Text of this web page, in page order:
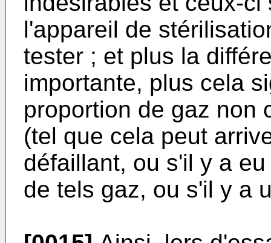
l'appareil de
tester ; et plus la
importante, plus cela
proportion de gaz non
(tel que cela peut
défaillant, ou s'il y a
de tels gaz, ou s'il y a